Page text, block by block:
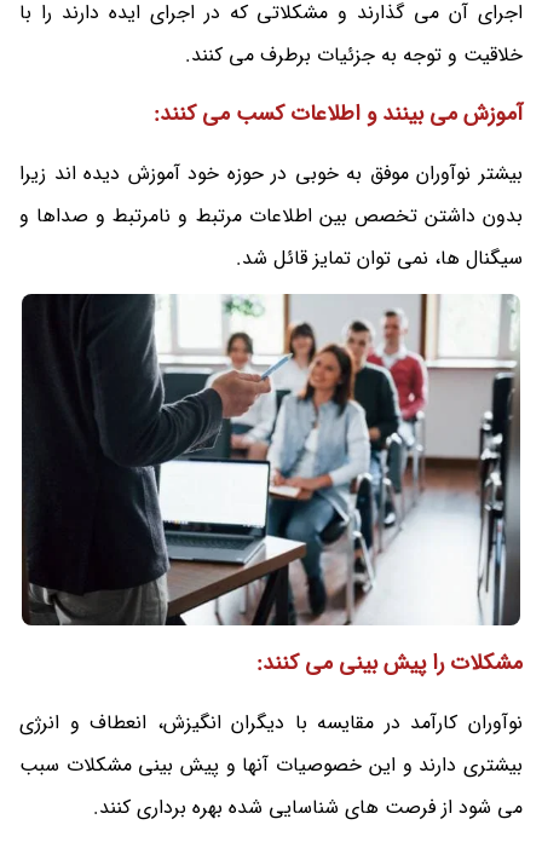
اجرای آن می گذارند و مشکلاتی که در اجرای ایده دارند را با
خلاقیت و توجه به جزئیات برطرف می کنند.
آموزش می بینند و اطلاعات کسب می کنند:
بیشتر نوآوران موفق به خوبی در حوزه خود آموزش دیده اند زیرا
بدون داشتن تخصص بین اطلاعات مرتبط و نامرتبط و صداها و
سیگنال ها، نمی توان تمایز قائل شد.
مشکلات را پیش بینی می کنند:
نوآوران کارآمد در مقایسه با دیگران انگیزش، انعطاف و انرژی
بیشتری دارند و این خصوصیات آنها و پیش بینی مشکلات سبب
می شود از فرصت های شناسایی شده بهره برداری کنند.